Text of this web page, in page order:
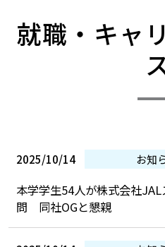
就職・キャ
2025/10/14 お知
本学学生54人が株式会社
問 同社OGと懇親